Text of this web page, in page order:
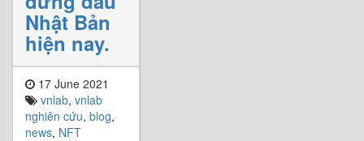
Nhật Bản
hiện nay.
17 June 2021
vnlab, vnlab
nghiên cứu, blog,
news, NFT